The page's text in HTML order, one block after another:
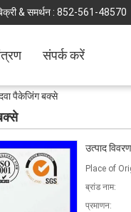
& समर्थन : 852-561-48570
संपर्क करें
दवा पैकेजिंग बक्से
उत्पाद
Place of
ब्रांड नाम:
प्रमाणन: